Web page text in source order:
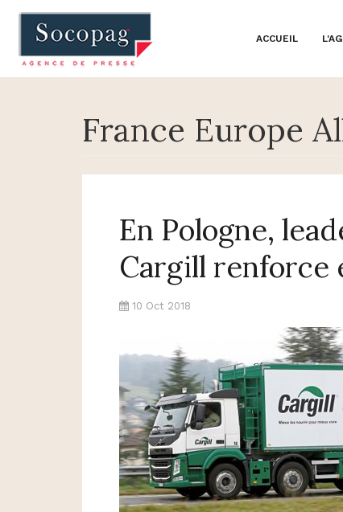
ACCUEIL
France Europe
En Pologne,
Cargill renforce
10 Oct 2018